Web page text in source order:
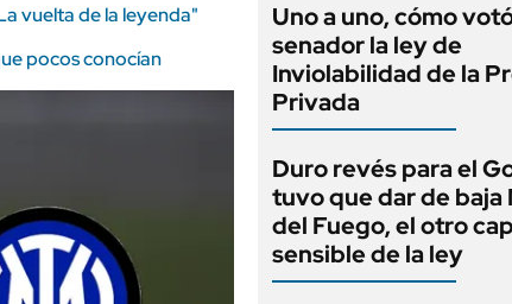
vuelta de la leyenda"
pocos conocían
Uno a uno, cómo
senador la ley de
Inviolabilidad de la
Privada
Duro revés para el
tuvo que dar de baja
del Fuego, el otro
sensible de la ley